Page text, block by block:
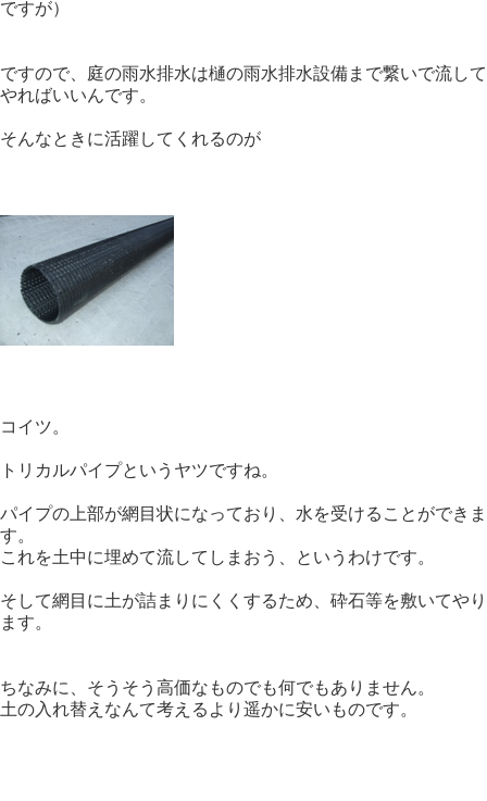
ですが）
ですので、庭の雨水排水は樋の雨水排水設備まで繋いで流して
やればいいんです。
そんなときに活躍してくれるのが
コイツ。
トリカルパイプというヤツですね。
パイプの上部が網目状になっており、水を受けることができま
す。
これを土中に埋めて流してしまおう、というわけです。
そして網目に土が詰まりにくくするため、砕石等を敷いてやり
ます。
ちなみに、そうそう高価なものでも何でもありません。
土の入れ替えなんて考えるより遥かに安いものです。